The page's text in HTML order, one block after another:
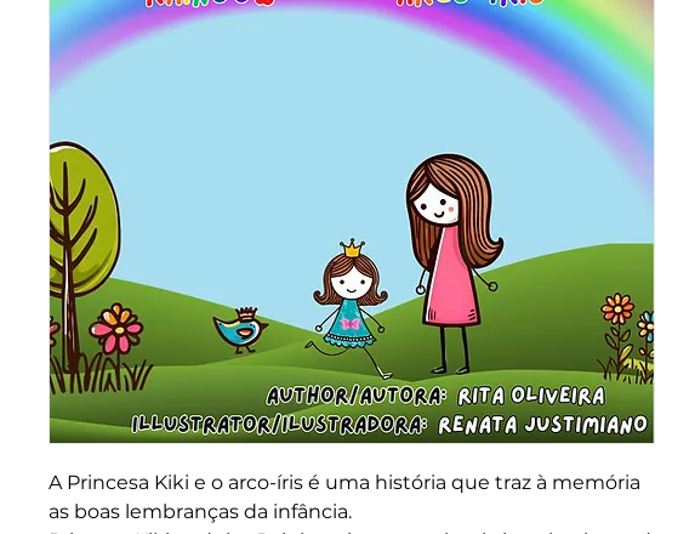
A Princesa Kiki e o arco-íris é uma história que traz à memória
as boas lembranças da infância.